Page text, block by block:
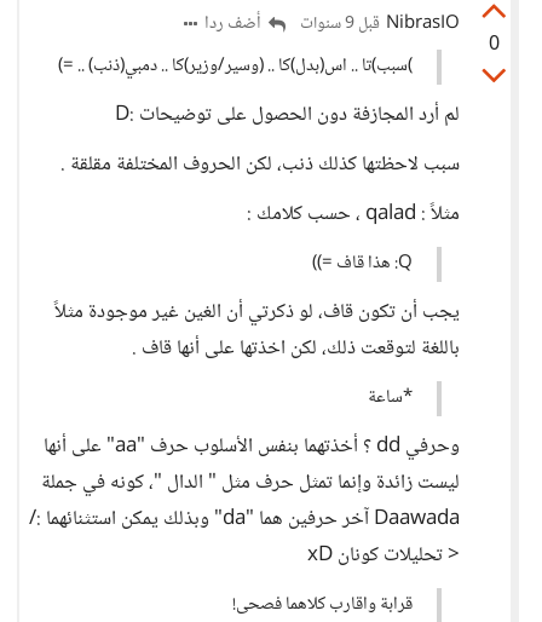
0
NibrasIO قبل 9 سنوات
أضف ردا
)سبب)تا .. اس(بدل)كا .. (وسير/وزير)كا .. دمبي(ذنب) .. =)
لم أرد المجازفة دون الحصول على توضيحات :D
سبب لاحظتها كذلك ذنب، لكن الحروف المختلفة مقلقة .
مثلاً : qalad ، حسب كلامك :
Q: هذا قاف =))
يجب أن تكون قاف، لو ذكرتي أن الغين غير موجودة مثلاً
باللغة لتوقعت ذلك، لكن اخذتها على أنها قاف .
*ساعة
وحرفي dd ؟ أخذتهما بنفس الأسلوب حرف "aa" على أنها
ليست زائدة وإنما تمثل حرف مثل " الدال "، كونه في جملة
Daawada آخر حرفين هما "da" وبذلك يمكن استثنائهما :/
< تحليلات كونان xD
قرابة واقارب كلاهما فصحى!